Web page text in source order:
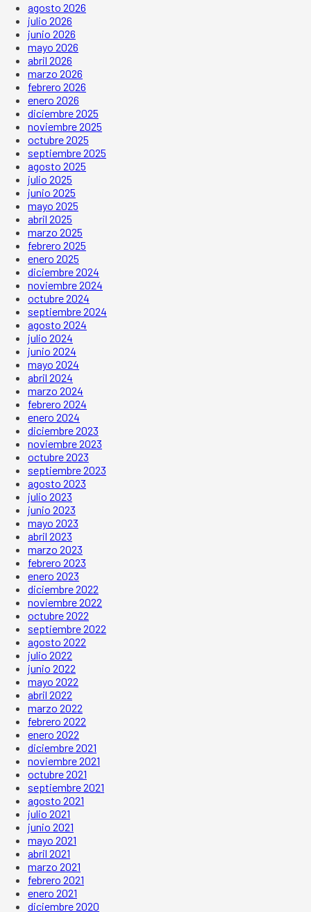
agosto 2026
julio 2026
junio 2026
mayo 2026
abril 2026
marzo 2026
febrero 2026
enero 2026
diciembre 2025
noviembre 2025
octubre 2025
septiembre 2025
agosto 2025
julio 2025
junio 2025
mayo 2025
abril 2025
marzo 2025
febrero 2025
enero 2025
diciembre 2024
noviembre 2024
octubre 2024
septiembre 2024
agosto 2024
julio 2024
junio 2024
mayo 2024
abril 2024
marzo 2024
febrero 2024
enero 2024
diciembre 2023
noviembre 2023
octubre 2023
septiembre 2023
agosto 2023
julio 2023
junio 2023
mayo 2023
abril 2023
marzo 2023
febrero 2023
enero 2023
diciembre 2022
noviembre 2022
octubre 2022
septiembre 2022
agosto 2022
julio 2022
junio 2022
mayo 2022
abril 2022
marzo 2022
febrero 2022
enero 2022
diciembre 2021
noviembre 2021
octubre 2021
septiembre 2021
agosto 2021
julio 2021
junio 2021
mayo 2021
abril 2021
marzo 2021
febrero 2021
enero 2021
diciembre 2020